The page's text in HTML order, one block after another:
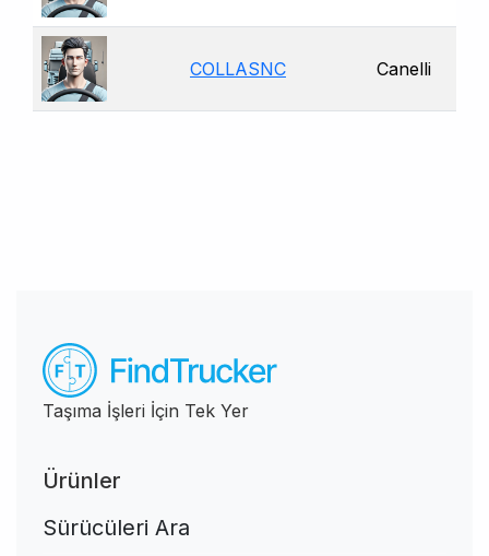
COLLASNC Canelli
Taşıma İşleri İçin Tek Yer
Ürünler
Sürücüleri Ara